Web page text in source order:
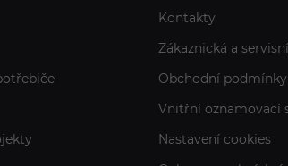
Kontakty
Zákaznická a
Obchodní podmínky
Vnitřní oznamovací
Nastavení cookies